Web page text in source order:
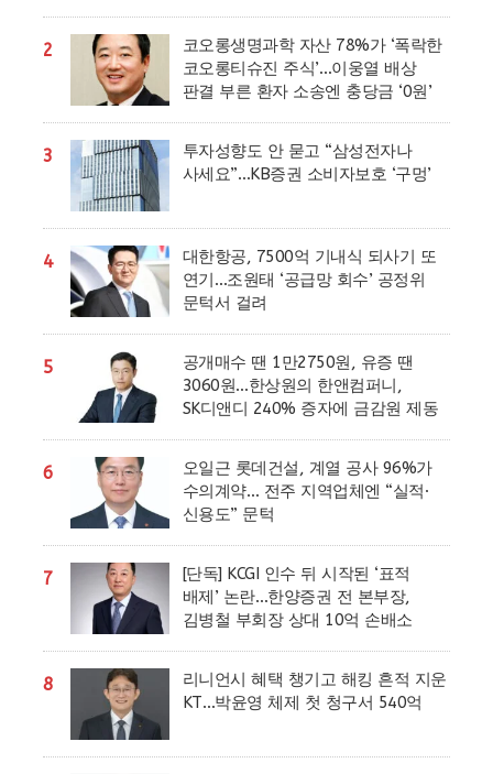
2
코오롱생명과학 자산 78%가 ‘폭락한
코오롱티슈진 주식’…이웅열 배상
판결 부른 환자 소송엔 충당금 ‘0원’
3
투자성향도 안 묻고 “삼성전자나
사세요”…KB증권 소비자보호 ‘구멍’
4
대한항공, 7500억 기내식 되사기 또
연기…조원태 ‘공급망 회수’ 공정위
문턱서 걸려
5
공개매수 땐 1만2750원, 유증 땐
3060원…한상원의 한앤컴퍼니,
SK디앤디 240% 증자에 금감원 제동
6
오일근 롯데건설, 계열 공사 96%가
수의계약… 전주 지역업체엔 “실적·
신용도” 문턱
7
[단독] KCGI 인수 뒤 시작된 ‘표적
배제’ 논란…한양증권 전 본부장,
김병철 부회장 상대 10억 손배소
8
리니언시 혜택 챙기고 해킹 흔적 지운
KT…박윤영 체제 첫 청구서 540억